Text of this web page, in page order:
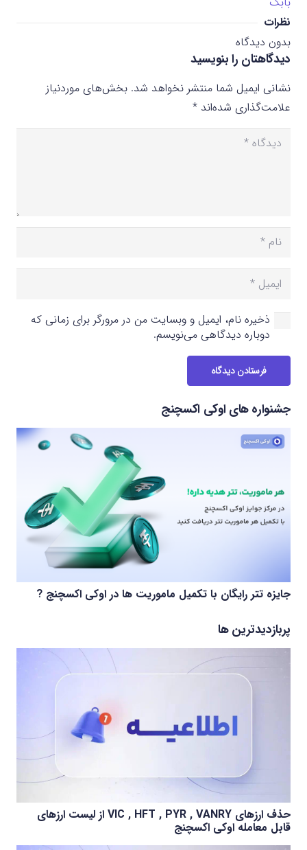
نظرات
بدون دیدگاه
دیدگاهتان را بنویسید
نشانی ایمیل شما منتشر نخواهد شد. بخش‌های موردنیاز
علامت‌گذاری شده‌اند *
ذخیره نام، ایمیل و وبسایت من در مرورگر برای زمانی که
دوباره دیدگاهی می‌نویسم.
فرستادن دیدگاه
جشنواره های اوکی اکسچنج
جایزه تتر رایگان با تکمیل ماموریت ها در اوکی اکسچنج ?
پربازدیدترین ها
حذف ارزهای VIC , HFT , PYR , VANRY از لیست ارزهای
قابل معامله اوکی اکسچنج